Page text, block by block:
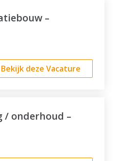
–
Bekijk deze Vacature
onderhoud –